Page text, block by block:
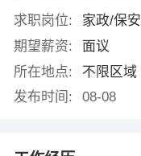
求职岗位:
家政/保安
期望薪资:
面议
所在地点:
不限区域
发布时间:
08-08